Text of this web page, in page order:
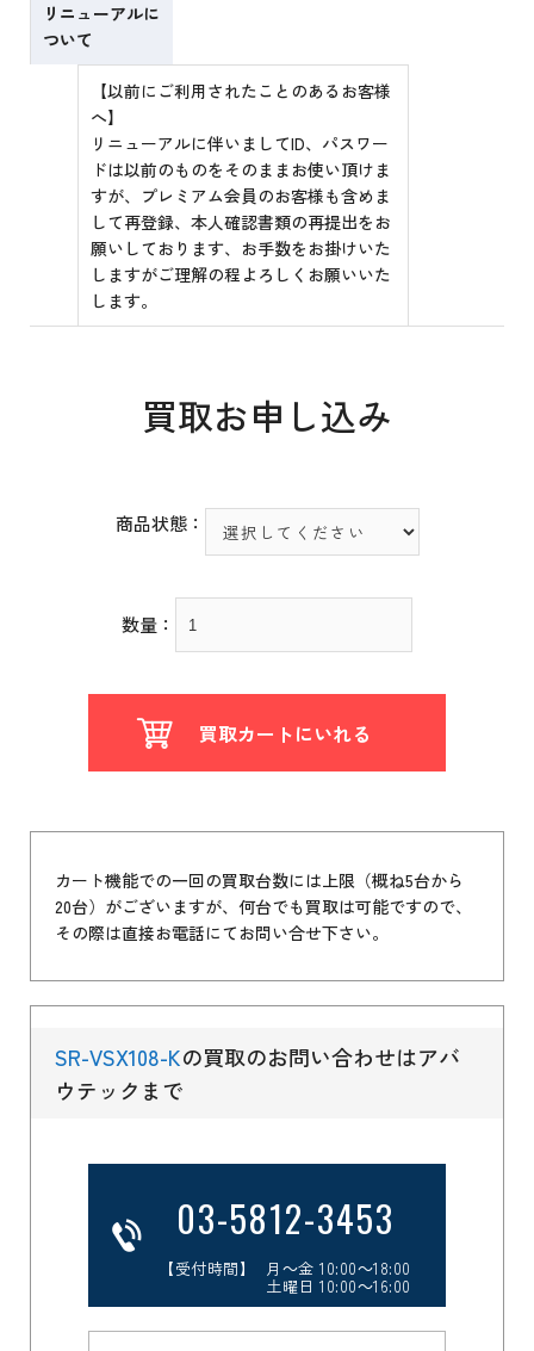
リニューアルに
ついて
【以前にご利用されたことのあるお客様
へ】
リニューアルに伴いましてID、パスワー
ドは以前のものをそのままお使い頂けま
すが、プレミアム会員のお客様も含めま
して再登録、本人確認書類の再提出をお
願いしております、お手数をお掛けいた
しますがご理解の程よろしくお願いいた
します。
買取お申し込み
商品状態：
数量：
買取カートにいれる
カート機能での一回の買取台数には上限（概ね5台から
20台）がございますが、何台でも買取は可能ですので、
その際は直接お電話にてお問い合せ下さい。
SR-VSX108-Kの買取のお問い合わせはアバ
ウテックまで
03-5812-3453
【受付時間】 月～金 10:00～18:00
土曜日 10:00～16:00